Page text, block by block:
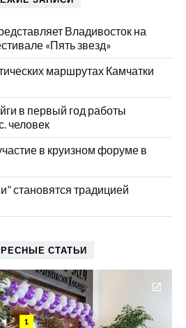
Владивосток на
«Пять звезд»
маршрутах Камчатки
в первый год работы
человек
в круизном форуме в
становятся традицией
СТАТЬИ
1